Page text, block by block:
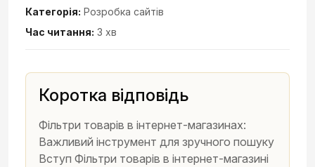
Категорія: Розробка сайтів
Час читання: 3 хв
Коротка відповідь
Фільтри товарів в інтернет-магазинах:
Важливий інструмент для зручного пошуку
Вступ Фільтри товарів в інтернет-магазині